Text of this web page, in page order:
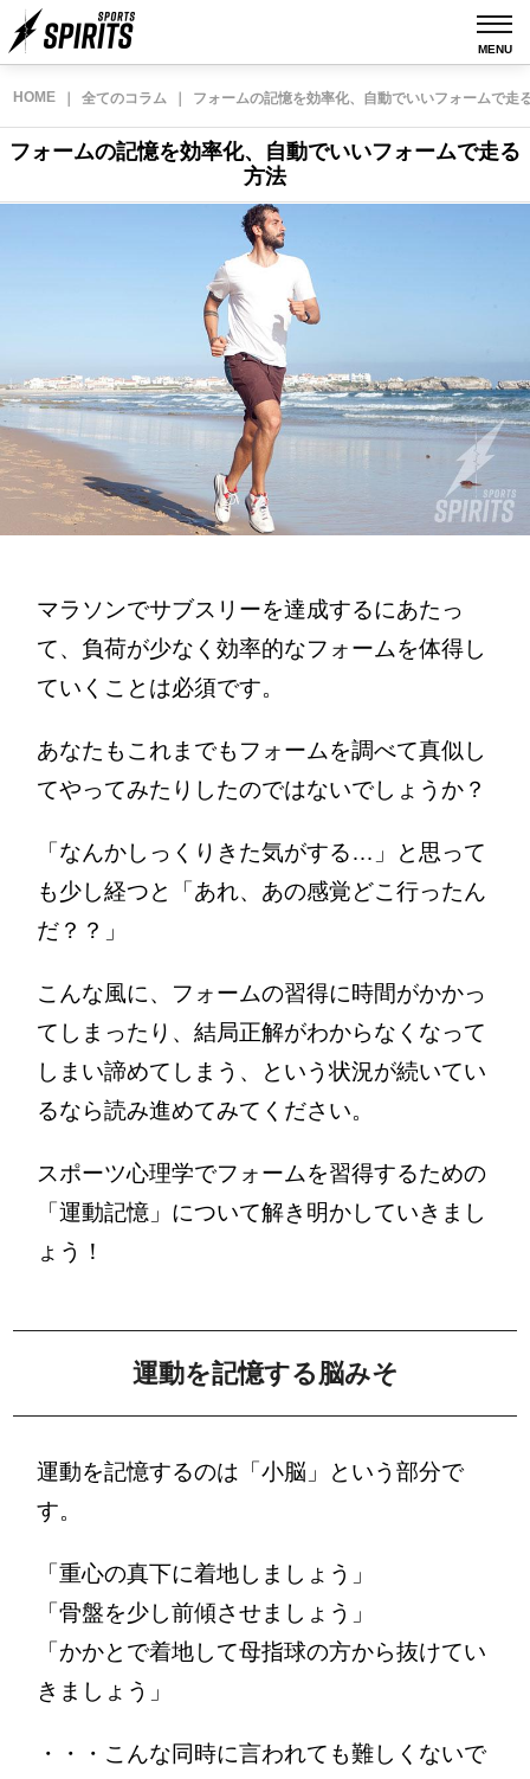
MENU
HOME 全てのコラム フォームの記憶を効率化、自動でいいフォームで走
フォームの記憶を効率化、自動でいいフォームで走る
方法
マラソンでサブスリーを達成するにあたっ
て、負荷が少なく効率的なフォームを体得し
ていくことは必須です。
あなたもこれまでもフォームを調べて真似し
てやってみたりしたのではないでしょうか？
「なんかしっくりきた気がする…」と思って
も少し経つと「あれ、あの感覚どこ行ったん
だ？？」
こんな風に、フォームの習得に時間がかかっ
てしまったり、結局正解がわからなくなって
しまい諦めてしまう、という状況が続いてい
るなら読み進めてみてください。
スポーツ心理学でフォームを習得するための
「運動記憶」について解き明かしていきまし
ょう！
運動を記憶する脳みそ
運動を記憶するのは「小脳」という部分で
す。
「重心の真下に着地しましょう」
「骨盤を少し前傾させましょう」
「かかとで着地して母指球の方から抜けてい
きましょう」
・・・こんな同時に言われても難しくないで